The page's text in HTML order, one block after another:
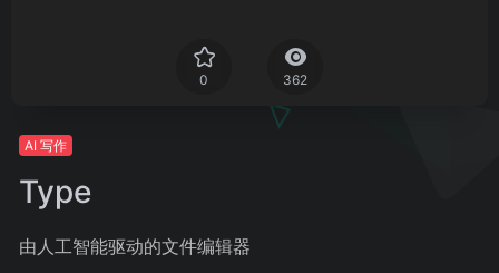
0 362
AI 写作
Type
由人工智能驱动的文件编辑器